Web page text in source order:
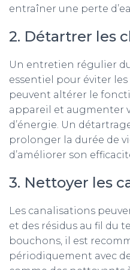
entraîner une perte
2. Détartrer les
Un entretien régulier
essentiel pour éviter
peuvent altérer le
appareil et augmenter
d’énergie. Un
prolonger la durée de
d’améliorer son
3. Nettoyer les
Les canalisations
et des résidus au fil du
bouchons, il est
périodiquement avec